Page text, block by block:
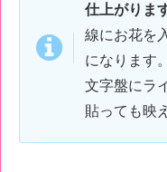
仕上がりま
線にお花を
になります。
文字盤にラ
貼っても映